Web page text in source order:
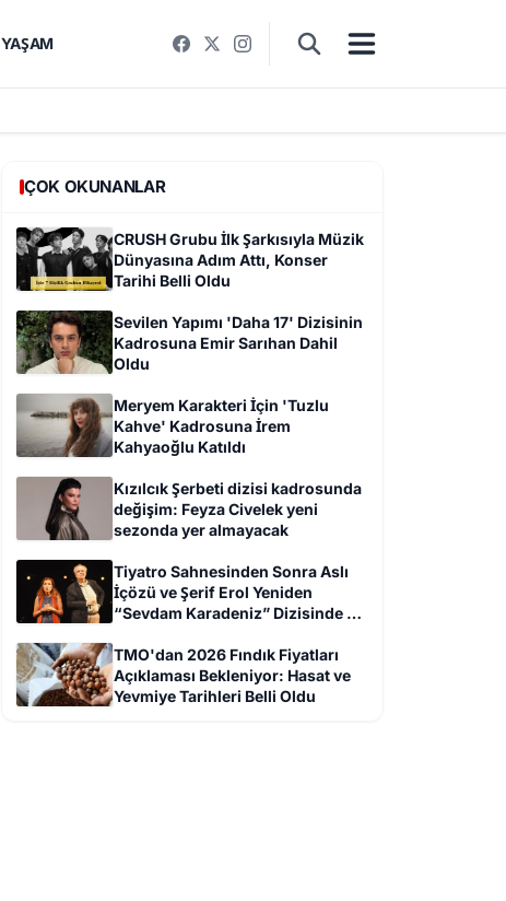
YAŞAM
ÇOK OKUNANLAR
CRUSH Grubu İlk Şarkısıyla Müzik
Dünyasına Adım Attı, Konser
Tarihi Belli Oldu
Sevilen Yapımı 'Daha 17' Dizisinin
Kadrosuna Emir Sarıhan Dahil
Oldu
Meryem Karakteri İçin 'Tuzlu
Kahve' Kadrosuna İrem
Kahyaoğlu Katıldı
Kızılcık Şerbeti dizisi kadrosunda
değişim: Feyza Civelek yeni
sezonda yer almayacak
Tiyatro Sahnesinden Sonra Aslı
İçözü ve Şerif Erol Yeniden
“Sevdam Karadeniz” Dizisinde Bir
TMO'dan 2026 Fındık Fiyatları
Açıklaması Bekleniyor: Hasat ve
Yevmiye Tarihleri Belli Oldu